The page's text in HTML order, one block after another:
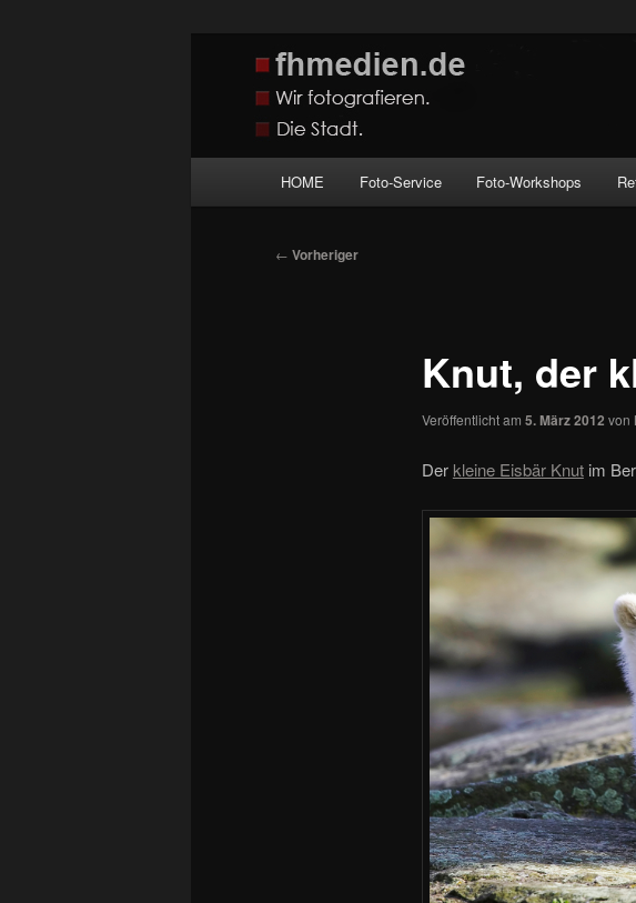
fhmedien.de
Wir fotografieren die Hauptstadt!
HOME Foto-Service Foto-Workshops
Beitragsnavigation
← Vorheriger
Knut, der
Veröffentlicht am 5. März 2012 von
Der kleine Eisbär Knutim